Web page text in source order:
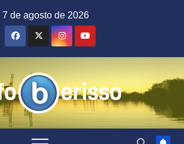
7 de agosto de 2026